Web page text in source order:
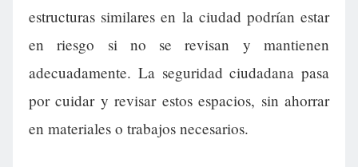
estructuras similares en la ciudad podrían estar
en riesgo si no se revisan y mantienen
adecuadamente. La seguridad ciudadana pasa
por cuidar y revisar estos espacios, sin ahorrar
en materiales o trabajos necesarios.